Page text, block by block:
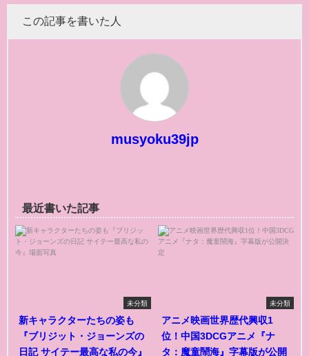
この記事を書いた人
musyoku39jp
最近書いた記事
未分類
新キャラクターたちの姿も
『ブリジット・ジョーンズの
日記 サイテー最高な私の今』
未分類
アニメ映画世界歴代興収1
位！中国3DCGアニメ『ナ
タ：魔童鬧海』字幕版が公開